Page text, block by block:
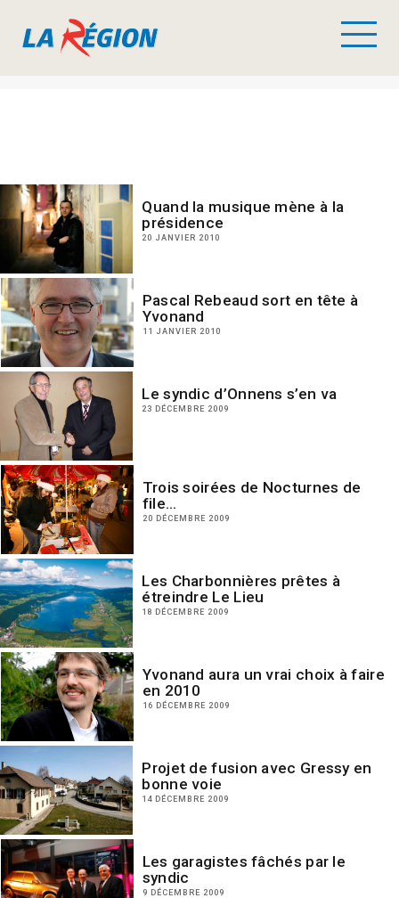
Quand la musique mène à la
présidence
20 JANVIER 2010
Pascal Rebeaud sort en tête à
Yvonand
11 JANVIER 2010
Le syndic d’Onnens s’en va
23 DÉCEMBRE 2009
Trois soirées de Nocturnes de
file…
20 DÉCEMBRE 2009
Les Charbonnières prêtes à
étreindre Le Lieu
18 DÉCEMBRE 2009
Yvonand aura un vrai choix à faire
en 2010
16 DÉCEMBRE 2009
Projet de fusion avec Gressy en
bonne voie
14 DÉCEMBRE 2009
Les garagistes fâchés par le
syndic
9 DÉCEMBRE 2009